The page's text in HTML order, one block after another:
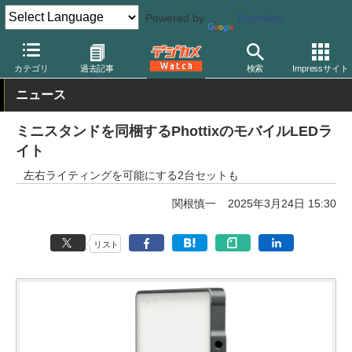
Powered by Translate
カテゴリ 過去記事 検索 Impressサイト
デジカメ Watch 撮影用品 LEDライト
ニュース
ミニスタンドを同梱するPhottixのモバイルLEDラ
イト
左右ライティングを可能にする2台セットも
関根慎一 2025年3月24日 15:30
リスト